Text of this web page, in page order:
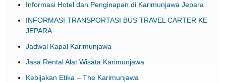
Informasi Hotel dan Penginapan di Karimunjawa Jepara
INFORMASI TRANSPORTASI BUS TRAVEL CARTER KE
JEPARA
Jadwal Kapal Karimunjawa
Jasa Rental Alat Wisata Karimunjawa
Kebijakan Etika – The Karimunjawa